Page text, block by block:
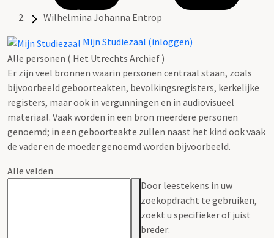
Wilhelmina Johanna Entrop
Mijn Studiezaal (inloggen)
Alle personen ( Het Utrechts Archief )
Er zijn veel bronnen waarin personen centraal staan, zoals
bijvoorbeeld geboorteakten, bevolkingsregisters, kerkelijke
registers, maar ook in vergunningen en in audiovisueel
materiaal. Vaak worden in een bron meerdere personen
genoemd; in een geboorteakte zullen naast het kind ook vaak
de vader en de moeder genoemd worden bijvoorbeeld.
Alle velden
Door leestekens in uw
zoekopdracht te gebruiken,
zoekt u specifieker of juist
breder: